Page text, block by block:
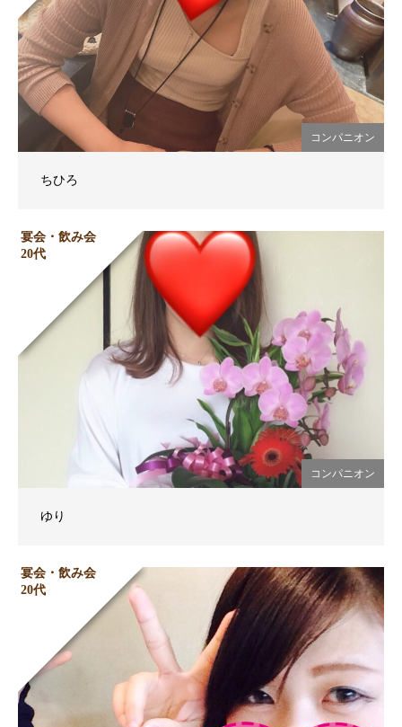
コンパニオン
ちひろ
宴会・飲み会
20代
コンパニオン
ゆり
宴会・飲み会
20代